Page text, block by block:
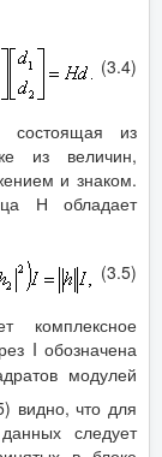
(3.4)
состоящая из
из величин,
и знаком.
Н обладает
(3.5)
комплексное
I обозначена
модулей
видно, что для
следует